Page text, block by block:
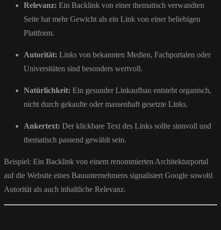
Relevanz: Ein Backlink von einer thematisch verwandten
Seite hat mehr Gewicht als ein Link von einer beliebigen
Plattform.
Autorität: Links von bekannten Medien, Fachportalen oder
Universitäten sind besonders wertvoll.
Natürlichkeit: Ein gesunder Linkaufbau entsteht organisch,
nicht durch gekaufte oder massenhaft gesetzte Links.
Ankertext: Der klickbare Text des Links sollte sinnvoll und
thematisch passend gewählt sein.
Beispiel: Ein Backlink von einem renommierten Architekturportal
auf die Website eines Bauunternehmens signalisiert Google sowohl
Autorität als auch inhaltliche Relevanz.